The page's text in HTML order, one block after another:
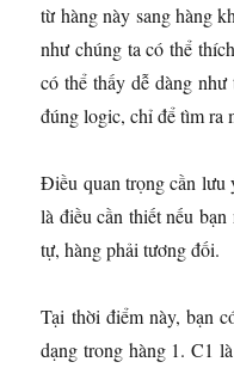
từ hàng này sang hàng
như chúng ta có thể
có thể thấy dễ dàng
đúng logic, chỉ để tìm ra
Điều quan trọng cần lưu
là điều cần thiết nếu
tự, hàng phải tương đối.
Tại thời điểm này, bạn
dạng trong hàng 1. C1